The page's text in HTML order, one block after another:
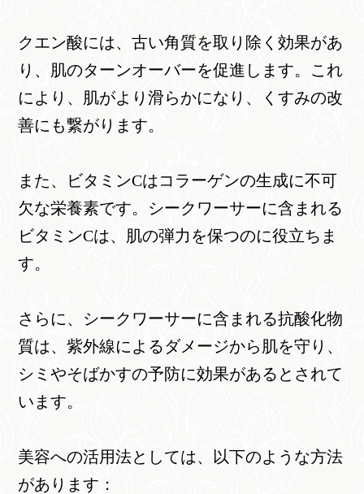
クエン酸には、古い角質を取り除く効果があ
り、肌のターンオーバーを促進します。これ
により、肌がより滑らかになり、くすみの改
善にも繋がります。
また、ビタミンCはコラーゲンの生成に不可
欠な栄養素です。シークワーサーに含まれる
ビタミンCは、肌の弾力を保つのに役立ちま
す。
さらに、シークワーサーに含まれる抗酸化物
質は、紫外線によるダメージから肌を守り、
シミやそばかすの予防に効果があるとされて
います。
美容への活用法としては、以下のような方法
があります：